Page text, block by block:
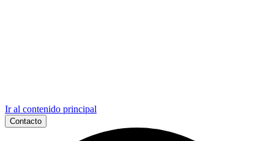
Ir al contenido principal
Contacto